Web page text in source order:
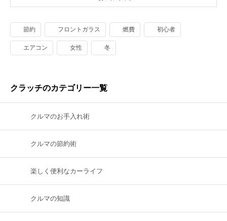
節約 フロントガラス 燃費 初心者
エアコン 女性 冬
クラッチのカテゴリー一覧
クルマのお手入れ術
クルマの節約術
楽しく便利なカーライフ
クルマの知識